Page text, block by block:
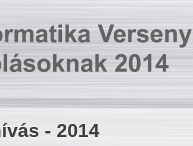
- 2014